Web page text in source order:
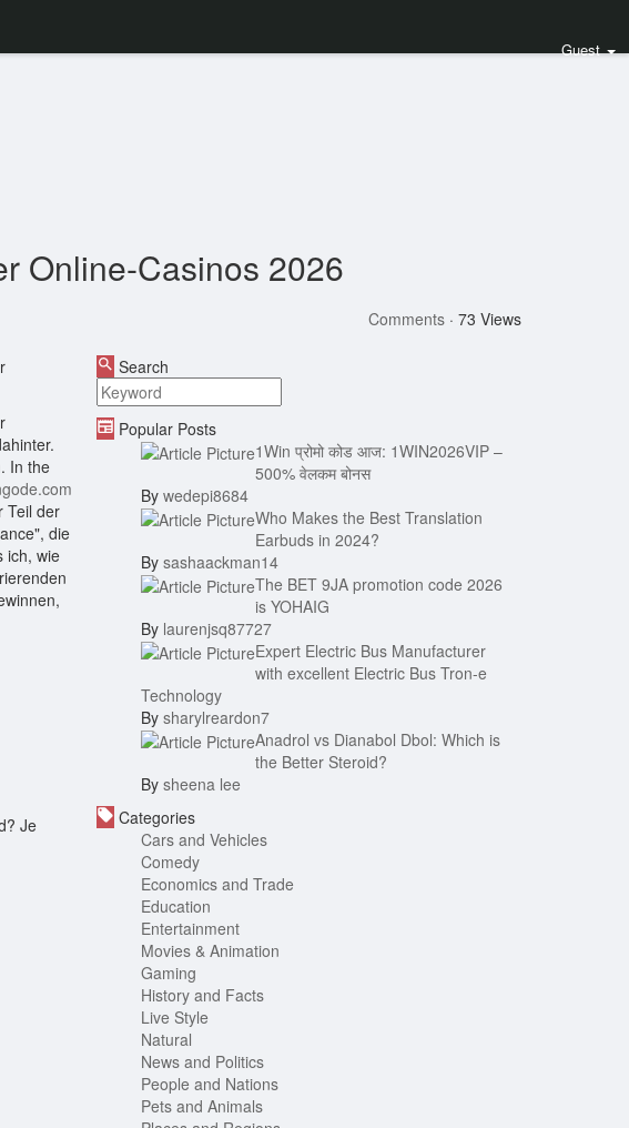
Guest
Online-Casinos 2026
Comments · 73 Views
In the
Teil der
die
ich, wie
Je
Search
Popular Posts
1Win प्रोमो कोड आज: 1WIN2026VIP –
500% वेलकम बोनस
By wedepi8684
Who Makes the Best Translation
Earbuds in 2024?
By sashaackman14
The BET 9JA promotion code 2026
is YOHAIG
By laurenjsq87727
Expert Electric Bus Manufacturer
with excellent Electric Bus Tron-e
Technology
By sharylreardon7
Anadrol vs Dianabol Dbol: Which is
the Better Steroid?
By sheena lee
Categories
Cars and Vehicles
Comedy
Economics and Trade
Education
Entertainment
Movies & Animation
Gaming
History and Facts
Live Style
Natural
News and Politics
People and Nations
Pets and Animals